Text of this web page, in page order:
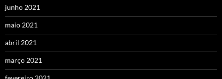
junho 2021
maio 2021
abril 2021
março 2021